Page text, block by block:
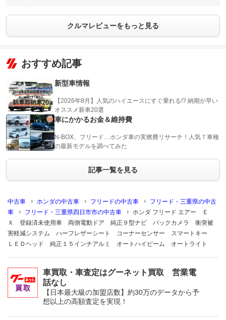
クルマレビューをもっと見る
おすすめ記事
新型車情報
【2026年8月】人気のハイエースにすぐ乗れる!? 納期が早い
オススメ新車20選
車にかかるお金＆維持費
N-BOX、フリード…ホンダ車の実燃費リサーチ！人気７車種
の最新モデルを調べてみた
記事一覧を見る
中古車 ホンダの中古車 フリードの中古車
フリード・三重県の中古
車
フリード・三重県四日市市の中古車
ホンダ フリード エアー Ｅ
Ｘ 登録済未使用車 両側電動ドア 純正９型ナビ バックカメラ 衝突被
害軽減システム ハーフレザーシート コーナーセンサー スマートキー
ＬＥＤヘッド 純正１５インチアルミ オートハイビーム オートライト
車買取・車査定はグーネット買取 営業電
話なし
【日本最大級の加盟店数】約30万のデータから予
想以上の高額査定を実現！